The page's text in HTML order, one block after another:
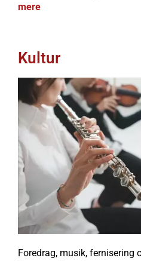
mere
Kultur
Foredrag, musik, fernisering